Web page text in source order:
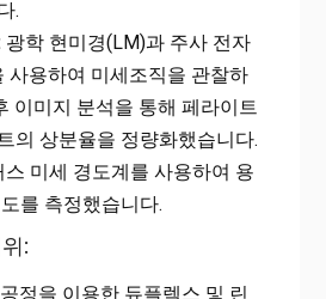
.
광학 현미경(LM)과 주사 전자
사용하여 미세조직을 관찰하
이미지 분석을 통해 페라이트
의 상분율을 정량화했습니다.
미세 경도계를 사용하여 용
를 측정했습니다.
:
정을 이용한 듀플렉스 및 린